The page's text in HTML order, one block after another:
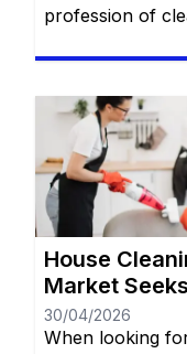
profession of
this article, we
profession
enter the job
House
Market
30/04/2026
When looking